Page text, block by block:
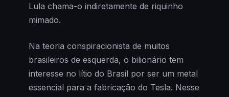
Lula chama-o indiretamente de riquinho
mimado.
Na teoria conspiracionista de muitos
brasileiros de esquerda, o bilionário tem
interesse no lítio do Brasil por ser um metal
essencial para a fabricação do Tesla. Nesse